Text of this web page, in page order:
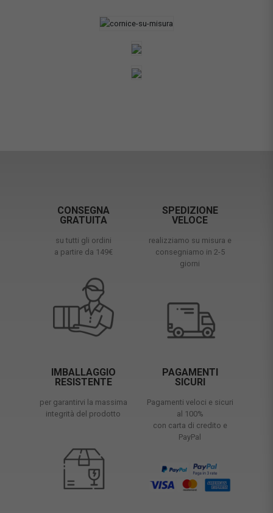
CONSEGNA
GRATUITA
su tutti gli ordini
a partire da 149€
SPEDIZIONE
VELOCE
realizziamo su misura e
consegniamo in 2-5
giorni
IMBALLAGGIO
RESISTENTE
per garantirvi la massima
integrità del prodotto
PAGAMENTI
SICURI
Pagamenti veloci e sicuri
al 100%
con carta di credito e
PayPal